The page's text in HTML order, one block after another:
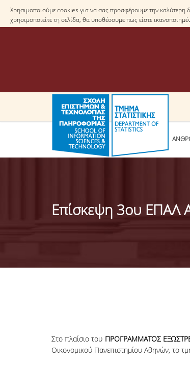
Χρησιμοποιούμε cookies για να σας προσφέρουμε την καλύτερη
χρησιμοποιείτε τη σελίδα, θα υποθέσουμε πως είστε
Επίσκεψη 3ου ΕΠΑΛ
Στo πλαίσιο του ΠΡΟΓΡΑΜΜΑΤΟΣ
Οικονομικού Πανεπιστημίου Αθηνών, το